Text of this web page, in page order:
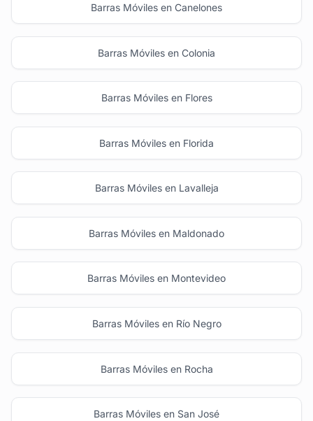
Barras Móviles en Canelones
Barras Móviles en Colonia
Barras Móviles en Flores
Barras Móviles en Florida
Barras Móviles en Lavalleja
Barras Móviles en Maldonado
Barras Móviles en Montevideo
Barras Móviles en Río Negro
Barras Móviles en Rocha
Barras Móviles en San José